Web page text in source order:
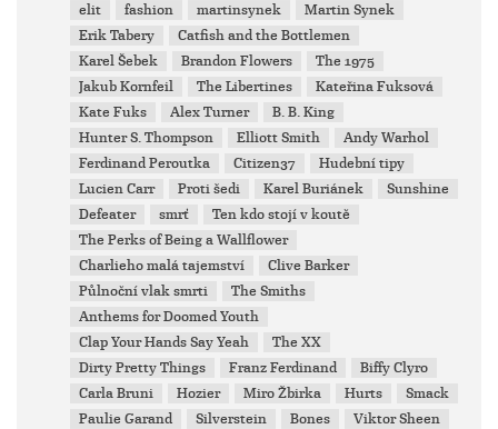
elit
fashion martinsynek
Martin Synek
Erik Tabery
Catfish and the Bottlemen
Karel Šebek
Brandon Flowers
The 1975
Jakub Kornfeil
The Libertines
Kateřina Fuksová
Kate Fuks
Alex Turner
B. B. King
Hunter S. Thompson
Elliott Smith
Andy Warhol
Ferdinand Peroutka
Citizen37
Hudební tipy
Lucien Carr
Proti šedi Karel Buriánek
Sunshine
Defeater
smrť
Ten kdo stojí v koutě
The Perks of Being a Wallflower
Charlieho malá tajemství
Clive Barker
Půlnoční vlak smrti
The Smiths
Anthems for Doomed Youth
Clap Your Hands Say Yeah
The XX
Dirty Pretty Things
Franz Ferdinand
Biffy Clyro
Carla Bruni
Hozier Miro Žbirka Hurts
Smack
Paulie Garand
Silverstein Bones
Viktor Sheen